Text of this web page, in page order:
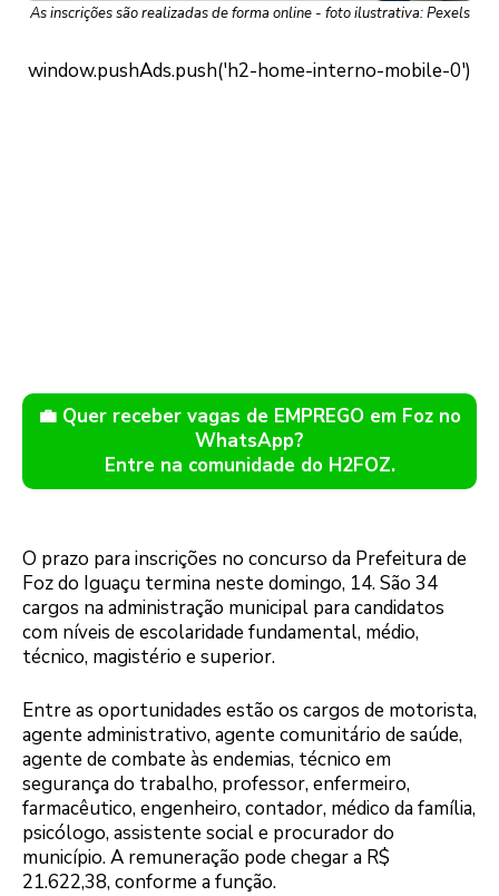
As inscrições são realizadas de forma online - foto ilustrativa: Pexels
💼 Quer receber vagas de EMPREGO em Foz no
WhatsApp?
Entre na comunidade do H2FOZ.
O prazo para inscrições no concurso da Prefeitura de
Foz do Iguaçu termina neste domingo, 14. São 34
cargos na administração municipal para candidatos
com níveis de escolaridade fundamental, médio,
técnico, magistério e superior.
Entre as oportunidades estão os cargos de motorista,
agente administrativo, agente comunitário de saúde,
agente de combate às endemias, técnico em
segurança do trabalho, professor, enfermeiro,
farmacêutico, engenheiro, contador, médico da família,
psicólogo, assistente social e procurador do
município. A remuneração pode chegar a R$
21.622,38, conforme a função.